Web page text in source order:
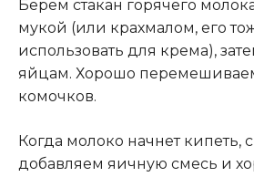
Берем стакан горячего
мукой (или крахмалом, его
использовать для крема),
яйцам. Хорошо
комочков.
Когда молоко начнет кипеть,
добавляем яичную смесь и